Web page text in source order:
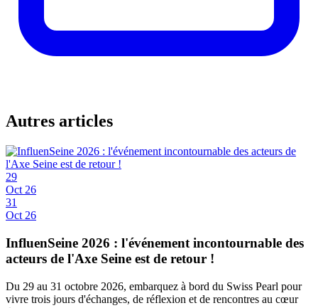
Autres articles
29
Oct 26
31
Oct 26
InfluenSeine 2026 : l'événement incontournable des
acteurs de l'Axe Seine est de retour !
Du 29 au 31 octobre 2026, embarquez à bord du Swiss Pearl pour
vivre trois jours d'échanges, de réflexion et de rencontres au cœur